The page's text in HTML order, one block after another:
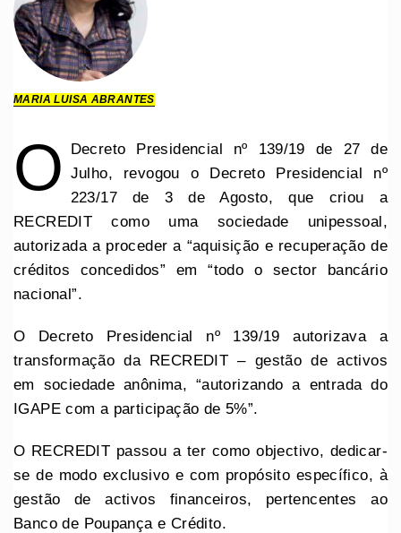
MARIA LUISA ABRANTES
O
Decreto Presidencial nº 139/19 de 27 de
Julho, revogou o Decreto Presidencial nº
223/17 de 3 de Agosto, que criou a
RECREDIT como uma sociedade unipessoal,
autorizada a proceder a “aquisição e recuperação de
créditos concedidos” em “todo o sector bancário
nacional”.
O Decreto Presidencial nº 139/19 autorizava a
transformação da RECREDIT – gestão de activos
em sociedade anônima, “autorizando a entrada do
IGAPE com a participação de 5%”.
O RECREDIT passou a ter como objectivo, dedicar-
se de modo exclusivo e com propósito específico, à
gestão de activos financeiros, pertencentes ao
Banco de Poupança e Crédito.